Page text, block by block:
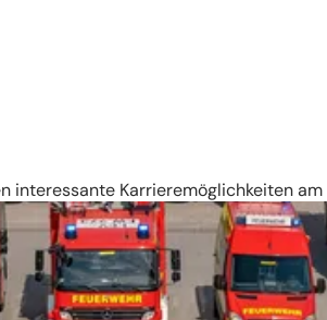
Karrieremöglichkeiten